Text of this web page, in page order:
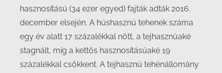
hasznosítású (34 ezer egyed) fajták adták 2016.
december elsején. A húshasznú tehenek száma
egy év alatt 17 százalékkal nőtt, a tejhasznúaké
stagnált, míg a kettős hasznosításúaké 19
százalékkal csökkent. A tejhasznú tehénállomány